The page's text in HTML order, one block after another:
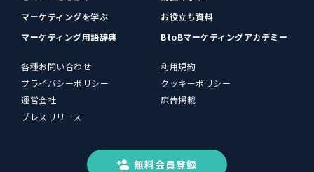
マーケティングを学ぶ
お役立ち資料
マーケティング用語辞典
BtoBマーケティングアカデミー
各種お問い合わせ
利用規約
プライバシーポリシー
クッキーポリシー
運営会社
広告掲載
プレスリリース
無料会員登録